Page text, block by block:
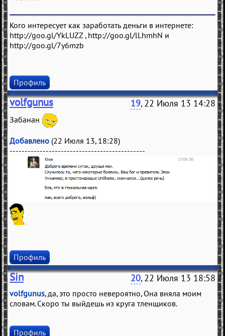
Кого интересует как заработать деньги в интернете:
http://goo.gl/YkLUZZ , http://goo.gl/lLhmhN и
http://goo.gl/7y6mzb
Профиль
volfgunus 19, 22 Июля 13 14:28
Забанан
Добавлено (22 Июля 13, 18:28)
---------------------------------------------
Профиль
Sin 20, 22 Июля 13 18:58
volfgunus, да, это просто невероятно, Она вняла моим
словам. Скоро ты выйдешь из круга тленщиков.
Профиль